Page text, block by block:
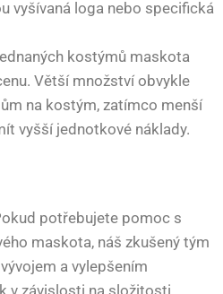
vyšívaná loga nebo specifická
kostýmů maskota
Větší množství obvykle
na kostým, zatímco menší
vyšší jednotkové náklady.
potřebujete pomoc s
maskota, náš zkušený tým
a vylepšením
v závislosti na složitosti